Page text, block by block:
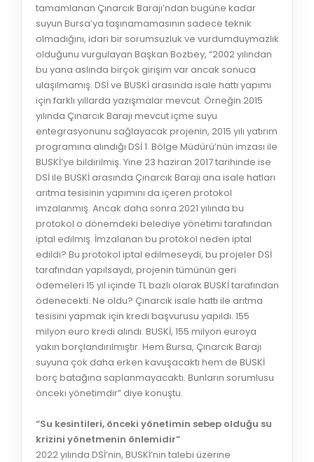
tamamlanan Çınarcık Barajı’ndan bugüne kadar
suyun Bursa’ya taşınamamasının sadece teknik
olmadığını, idari bir sorumsuzluk ve vurdumduymazlık
olduğunu vurgulayan Başkan Bozbey, “2002 yılından
bu yana aslında birçok girişim var ancak sonuca
ulaşılmamış. DSİ ve BUSKİ arasında isale hattı yapımı
için farklı yıllarda yazışmalar mevcut. Örneğin 2015
yılında Çınarcık Barajı mevcut içme suyu
entegrasyonunu sağlayacak projenin, 2015 yılı yatırım
programına alındığı DSİ 1. Bölge Müdürü’nün imzası ile
BUSKİ’ye bildirilmiş. Yine 23 haziran 2017 tarihinde ise
DSİ ile BUSKİ arasında Çınarcık Barajı ana isale hatları
arıtma tesisinin yapımını da içeren protokol
imzalanmış. Ancak daha sonra 2021 yılında bu
protokol o dönemdeki belediye yönetimi tarafından
iptal edilmiş. İmzalanan bu protokol neden iptal
edildi? Bu protokol iptal edilmeseydi, bu projeler DSİ
tarafından yapılsaydı, projenin tümünün geri
ödemeleri 15 yıl içinde TL bazlı olarak BUSKİ tarafından
ödenecekti. Ne oldu? Çınarcık isale hattı ile arıtma
tesisini yapmak için kredi başvurusu yapıldı. 155
milyon euro kredi alındı. BUSKİ, 155 milyon euroya
yakın borçlandırılmıştır. Hem Bursa, Çınarcık Barajı
suyuna çok daha erken kavuşacaktı hem de BUSKİ
borç batağına saplanmayacaktı. Bunların sorumlusu
önceki yönetimdir” diye konuştu.
“Su kesintileri, önceki yönetimin sebep olduğu su
krizini yönetmenin önlemidir”
2022 yılında DSİ’nin, BUSKİ’nin talebi üzerine